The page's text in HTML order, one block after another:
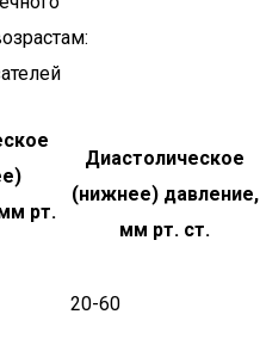
рт.
Диастолическое
(нижнее) давление,
мм рт. ст.
20-60